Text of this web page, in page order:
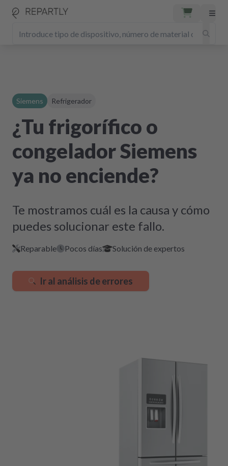
Siemens Refrigerador
¿Tu frigorífico o
congelador Siemens
ya no enciende?
Te mostramos cuál es la causa y cómo
puedes solucionar este fallo.
Reparable Pocos días Solución de expertos
Ir al análisis de errores